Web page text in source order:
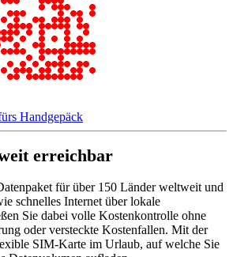
Handgepäck
erreichbar
für über 150 Länder weltweit und
schnelles Internet über lokale
Sie dabei volle Kostenkontrolle ohne
oder versteckte Kostenfallen. Mit der
SIM-Karte im Urlaub, auf welche Sie